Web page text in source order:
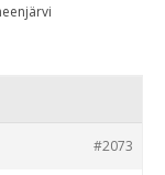
#2073